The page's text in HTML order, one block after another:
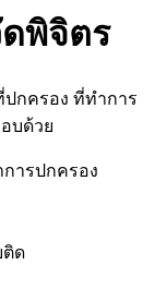
พิจิตร
ปกครอง ที่ทำการ
บด้วย
ารปกครอง
ติด